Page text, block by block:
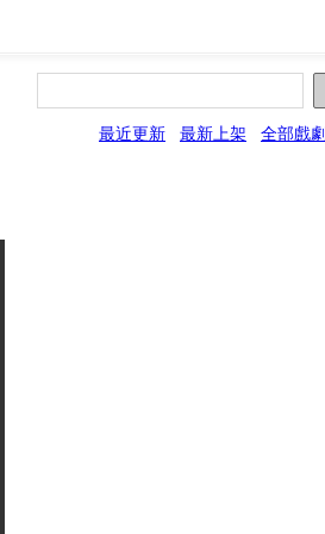
最近更新 最新上架 全部戲劇